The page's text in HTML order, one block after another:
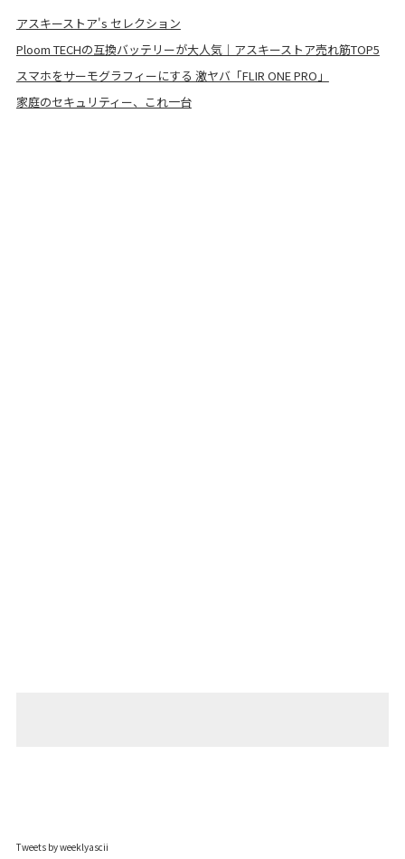
アスキーストア's セレクション
Ploom TECHの互換バッテリーが大人気｜アスキーストア売れ筋TOP5
スマホをサーモグラフィーにする 激ヤバ「FLIR ONE PRO」
家庭のセキュリティー、これ一台
Tweets by weeklyascii